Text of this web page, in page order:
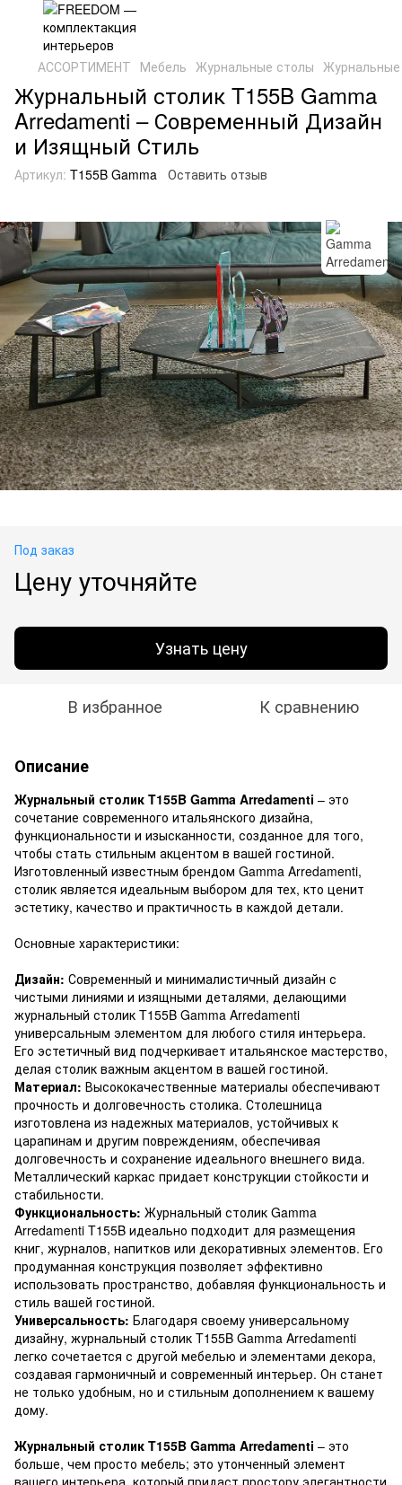
АССОРТИМЕНТ Мебель Журнальные столы Журнальные
Журнальный столик T155B Gamma
Arredamenti – Современный Дизайн
и Изящный Стиль
Артикул: T155B Gamma Оставить отзыв
Под заказ
Цену уточняйте
Узнать цену
В избранное К сравнению
Описание
Журнальный столик T155B Gamma Arredamenti – это
сочетание современного итальянского дизайна,
функциональности и изысканности, созданное для того,
чтобы стать стильным акцентом в вашей гостиной.
Изготовленный известным брендом Gamma Arredamenti,
столик является идеальным выбором для тех, кто ценит
эстетику, качество и практичность в каждой детали.
Основные характеристики:
Дизайн: Современный и минималистичный дизайн с
чистыми линиями и изящными деталями, делающими
журнальный столик T155B Gamma Arredamenti
универсальным элементом для любого стиля интерьера.
Его эстетичный вид подчеркивает итальянское мастерство,
делая столик важным акцентом в вашей гостиной.
Материал: Высококачественные материалы обеспечивают
прочность и долговечность столика. Столешница
изготовлена ​​из надежных материалов, устойчивых к
царапинам и другим повреждениям, обеспечивая
долговечность и сохранение идеального внешнего вида.
Металлический каркас придает конструкции стойкости и
стабильности.
Функциональность: Журнальный столик Gamma
Arredamenti T155B идеально подходит для размещения
книг, журналов, напитков или декоративных элементов. Его
продуманная конструкция позволяет эффективно
использовать пространство, добавляя функциональность и
стиль вашей гостиной.
Универсальность: Благодаря своему универсальному
дизайну, журнальный столик T155B Gamma Arredamenti
легко сочетается с другой мебелью и элементами декора,
создавая гармоничный и современный интерьер. Он станет
не только удобным, но и стильным дополнением к вашему
дому.
Журнальный столик T155B Gamma Arredamenti – это
больше, чем просто мебель; это утонченный элемент
вашего интерьера, который придаст простору элегантности